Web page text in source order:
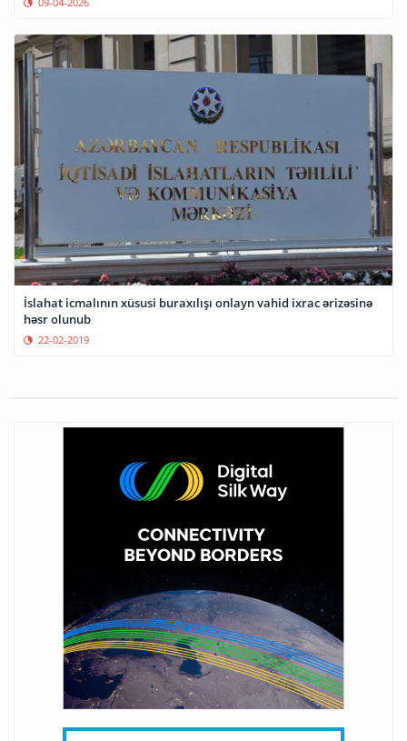
İslahat icmalının xüsusi buraxılışı onlayn vahid ixrac ərizəsinə
həsr olunub
22-02-2019